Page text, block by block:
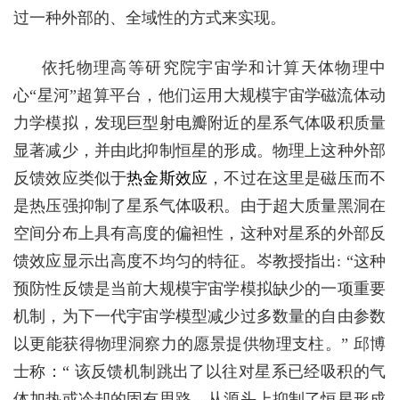
过一种外部的、全域性的方式来实现。
依托物理高等研究院宇宙学和计算天体物理中
心“星河”超算平台，他们运用大规模宇宙学磁流体动
力学模拟，发现巨型射电瓣附近的星系气体吸积质量
显著减少，并由此抑制恒星的形成。物理上这种外部
反馈效应类似于热金斯效应 ，不过在这里是磁压而不
是热压强抑制了星系气体吸积。由于超大质量黑洞在
空间分布上具有高度的偏袒性，这种对星系的外部反
馈效应显示出高度不均匀的特征。岑教授指出: “这种
预防性反馈是当前大规模宇宙学模拟缺少的一项重要
机制，为下一代宇宙学模型减少过多数量的自由参数
以更能获得物理洞察力的愿景提供物理支柱。” 邱博
士称：“ 该反馈机制跳出了以往对星系已经吸积的气